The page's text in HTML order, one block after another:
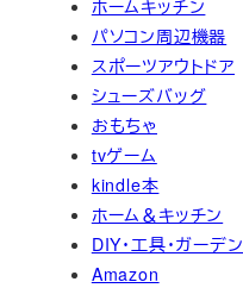
ホームキッチン
パソコン周辺機器
スポーツアウトドア
シューズバッグ
おもちゃ
tvゲーム
kindle本
ホーム＆キッチン
DIY・工具・ガーデン
Amazon